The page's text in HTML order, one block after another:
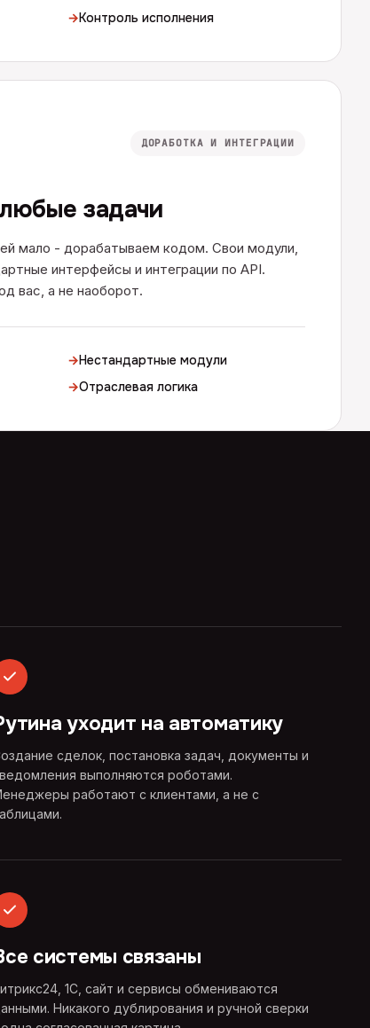
→Контроль исполнения
ДОРАБОТКА И ИНТЕГРАЦИИ
задачи
мало - дорабатываем кодом. Свои модули,
интерфейсы и интеграции по API.
вас, а не наоборот.
→Нестандартные модули
→Отраслевая логика
уходит на автоматику
сделок, постановка задач, документы и
выполняются роботами.
работают с клиентами, а не с
системы связаны
1С, сайт и сервисы обмениваются
Никакого дублирования и ручной сверки